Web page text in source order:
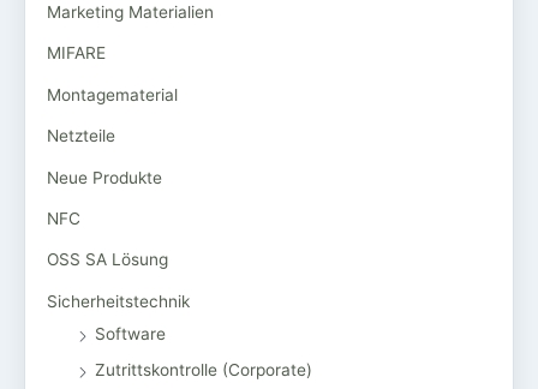
Marketing Materialien
MIFARE
Montagematerial
Netzteile
Neue Produkte
NFC
OSS SA Lösung
Sicherheitstechnik
Software
Zutrittskontrolle (Corporate)